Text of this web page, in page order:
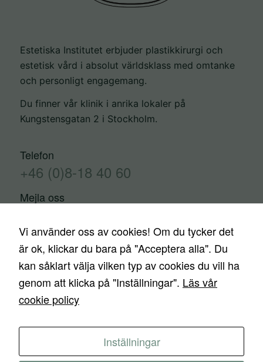
Estetiska Institutet erbjuder plastikkirurgi och
estetisk vård i absolut världsklass med omtanke
och personligt engagemang.
Du finner vår klinik i anrika lokaler på
Kungstensgatan 2 i Stockholm.
Telefon
+46 (0)8-18 40 60
Mejla oss
Kontakta oss Trygghetsgaranti
Finansiering
Priser
Nyheter Media Ingrepp
Integritetspolicy–Cookies
Vi använder oss av cookies! Om du tycker det
är ok, klickar du bara på "Acceptera alla". Du
kan såklart välja vilken typ av cookies du vill ha
genom att klicka på "Inställningar". Läs vår
cookie policy
Inställningar
För att vår
hemsida ska
bra som
möjligt under
att försvinna
från
hemsidan.
med dig av dina
intressen och